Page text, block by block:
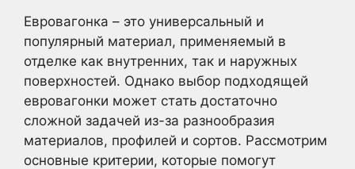
Евровагонка – это универсальный и
популярный материал, применяемый в
отделке как внутренних, так и наружных
поверхностей. Однако выбор подходящей
евровагонки может стать достаточно
сложной задачей из-за разнообразия
материалов, профилей и сортов. Рассмотрим
основные критерии, которые помогут